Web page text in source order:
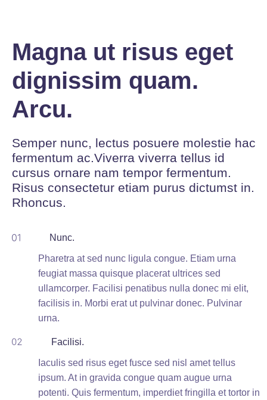
Magna ut risus eget
dignissim quam.
Arcu.
Semper nunc, lectus posuere molestie hac
fermentum ac.Viverra viverra tellus id
cursus ornare nam tempor fermentum.
Risus consectetur etiam purus dictumst in.
Rhoncus.
Nunc.
Pharetra at sed nunc ligula congue. Etiam urna
feugiat massa quisque placerat ultrices sed
ullamcorper. Facilisi penatibus nulla donec mi elit,
facilisis in. Morbi erat ut pulvinar donec. Pulvinar
urna.
Facilisi.
Iaculis sed risus eget fusce sed nisl amet tellus
ipsum. At in gravida congue quam augue urna
potenti. Quis fermentum, imperdiet fringilla et tortor in